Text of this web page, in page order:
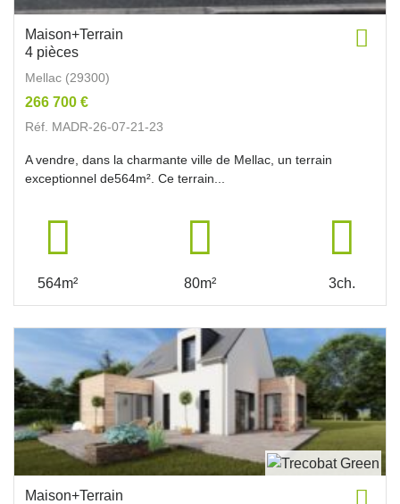
Maison+Terrain
4 pièces
Mellac (29300)
266 700 €
Réf. MADR-26-07-21-23
A vendre, dans la charmante ville de Mellac, un terrain
exceptionnel de564m². Ce terrain...
564m² 80m² 3ch.
Maison+Terrain